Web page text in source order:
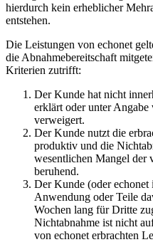
hierdurch kein erheblicher
entstehen.
Die Leistungen von echonet
die Abnahmebereitschaft
Kriterien zutrifft:
Der Kunde hat nicht
erklärt oder unter
verweigert.
Der Kunde nutzt die
produktiv und die
wesentlichen Mangel der
beruhend.
Der Kunde (oder
Anwendung oder Teile
Wochen lang für Dritte
Nichtabnahme ist nicht
von echonet erbrachten